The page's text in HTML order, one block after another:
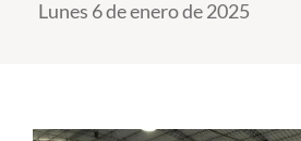
Lunes 6 de enero de 2025